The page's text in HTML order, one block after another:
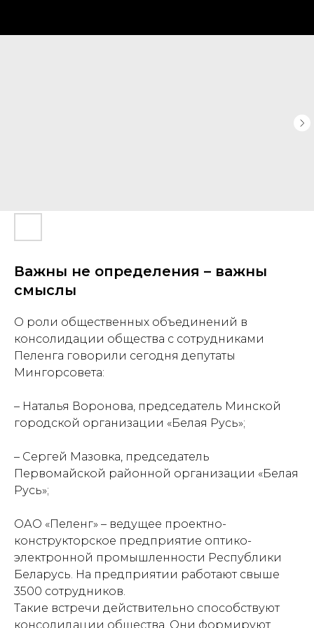
Важны не определения – важны
смыслы
О роли общественных объединений в
консолидации общества с сотрудниками
Пеленга говорили сегодня депутаты
Мингорсовета:
– Наталья Воронова, председатель Минской
городской организации «Белая Русь»;
– Сергей Мазовка, председатель
Первомайской районной организации «Белая
Русь»;
ОАО «Пеленг» – ведущее проектно-
конструкторское предприятие оптико-
электронной промышленности Республики
Беларусь. На предприятии работают свыше
3500 сотрудников.
Такие встречи действительно способствуют
консолидации общества. Они формируют